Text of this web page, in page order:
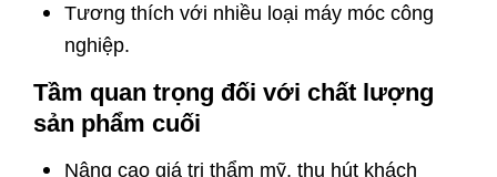
Tương thích với nhiều loại máy móc công
nghiệp.
Tầm quan trọng đối với chất lượng
sản phẩm cuối
Nâng cao giá trị thẩm mỹ, thu hút khách